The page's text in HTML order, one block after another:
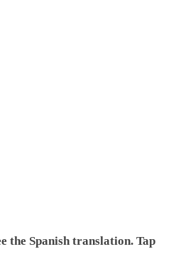
the Spanish translation. Tap